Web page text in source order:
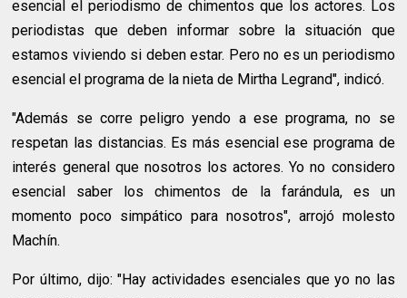
esencial el periodismo de chimentos que los actores. Los
periodistas que deben informar sobre la situación que
estamos viviendo si deben estar. Pero no es un periodismo
esencial el programa de la nieta de Mirtha Legrand", indicó.
"Además se corre peligro yendo a ese programa, no se
respetan las distancias. Es más esencial ese programa de
interés general que nosotros los actores. Yo no considero
esencial saber los chimentos de la farándula, es un
momento poco simpático para nosotros", arrojó molesto
Machín.
Por último, dijo: "Hay actividades esenciales que yo no las